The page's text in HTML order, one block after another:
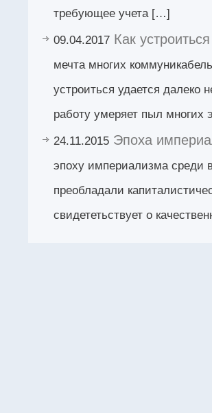
требующее учета […]
09.04.2017 Как
мечта многих
устроиться удается далеко
работу умеряет пыл многих
24.11.2015 Эпоха
эпоху империализма среди
преобладали
свидететьствует о